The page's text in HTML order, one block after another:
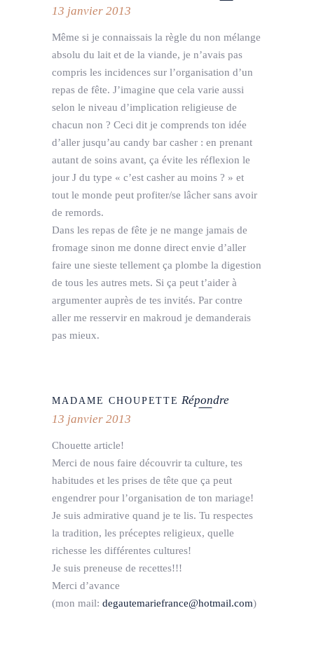
13 janvier 2013
Même si je connaissais la règle du non mélange
absolu du lait et de la viande, je n’avais pas
compris les incidences sur l’organisation d’un
repas de fête. J’imagine que cela varie aussi
selon le niveau d’implication religieuse de
chacun non ? Ceci dit je comprends ton idée
d’aller jusqu’au candy bar casher : en prenant
autant de soins avant, ça évite les réflexion le
jour J du type « c’est casher au moins ? » et
tout le monde peut profiter/se lâcher sans avoir
de remords.
Dans les repas de fête je ne mange jamais de
fromage sinon me donne direct envie d’aller
faire une sieste tellement ça plombe la digestion
de tous les autres mets. Si ça peut t’aider à
argumenter auprès de tes invités. Par contre
aller me resservir en makroud je demanderais
pas mieux.
MADAME CHOUPETTE Répondre
13 janvier 2013
Chouette article!
Merci de nous faire découvrir ta culture, tes
habitudes et les prises de tête que ça peut
engendrer pour l’organisation de ton mariage!
Je suis admirative quand je te lis. Tu respectes
la tradition, les préceptes religieux, quelle
richesse les différentes cultures!
Je suis preneuse de recettes!!!
Merci d’avance
(mon mail: degautemariefrance@hotmail.com)